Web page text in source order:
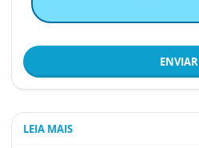
ENVIAR
LEIA MAIS